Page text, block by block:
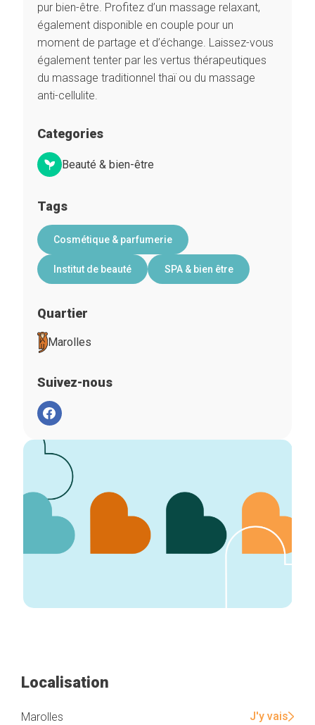
pur bien-être. Profitez d’un massage relaxant,
également disponible en couple pour un
moment de partage et d’échange. Laissez-vous
également tenter par les vertus thérapeutiques
du massage traditionnel thaï ou du massage
anti-cellulite.
Categories
Beauté & bien-être
Tags
Cosmétique & parfumerie
Institut de beauté SPA & bien être
Quartier
Marolles
Suivez-nous
Localisation
Marolles J'y vais